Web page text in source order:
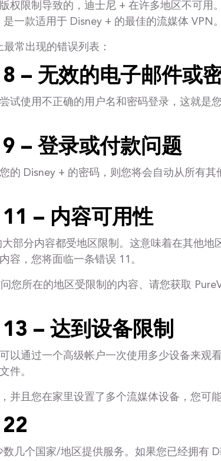
权限制导致的，迪士尼 + 在许多地区不可
是一款适用于 Disney + 的最佳的流媒体 VPN。
常出现的错误列表：
– 无效的电子邮件或
试使用不正确的用户名和密码登录，这就是
– 登录或付款问题
的 Disney + 的密码，则您将会自动从所有
– 内容可用性
大部分内容都受地区限制。这意味着在其他
容，您将面临一条错误 11。
您所在的地区受限制的内容、请您获取
– 达到设备限制
以通过一个高级帐户一次使用多少设备来观
件。
并且您在家里设置了多个流媒体设备，您可
数几个国家/地区提供服务。如果您已经拥有